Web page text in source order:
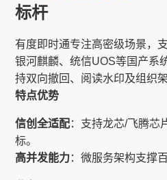
标杆
有度即时通专注高密级场景，
银河麒麟、统信UOS等国产系
持双向撤回、阅读水印及组织
特点优势
信创全适配：支持龙芯/飞腾芯
标。
高并发能力：微服务架构支撑